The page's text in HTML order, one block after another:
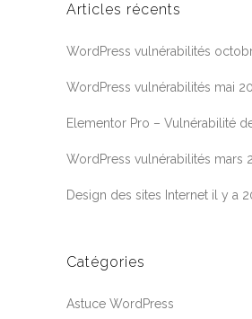
Articles récents
WordPress vulnérabilités
WordPress vulnérabilités mai
Elementor Pro – Vulnérabilité
WordPress vulnérabilités mars
Design des sites Internet il y a
Catégories
Astuce WordPress